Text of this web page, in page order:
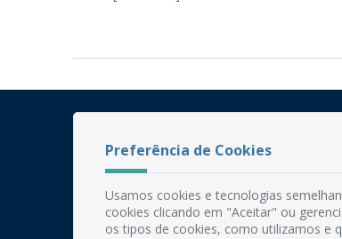
Preferência de Cookies
Usamos cookies e tecnologias
cookies clicando em "Aceitar" ou
os tipos de cookies, como utilizamos e